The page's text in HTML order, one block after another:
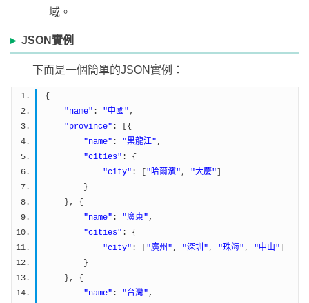
域。
JSON實例
下面是一個簡單的JSON實例：
{
"name" : "中國" ,
"province" : [{
"name" : "黑龍江" ,
"cities" : {
"city" : [ "哈爾濱" , "大慶"
}
}, {
"name" : "廣東" ,
"cities" : {
"city" : [ "廣州" , "深圳" , "珠海" , "中山"
}
}, {
"name" : "台灣" ,